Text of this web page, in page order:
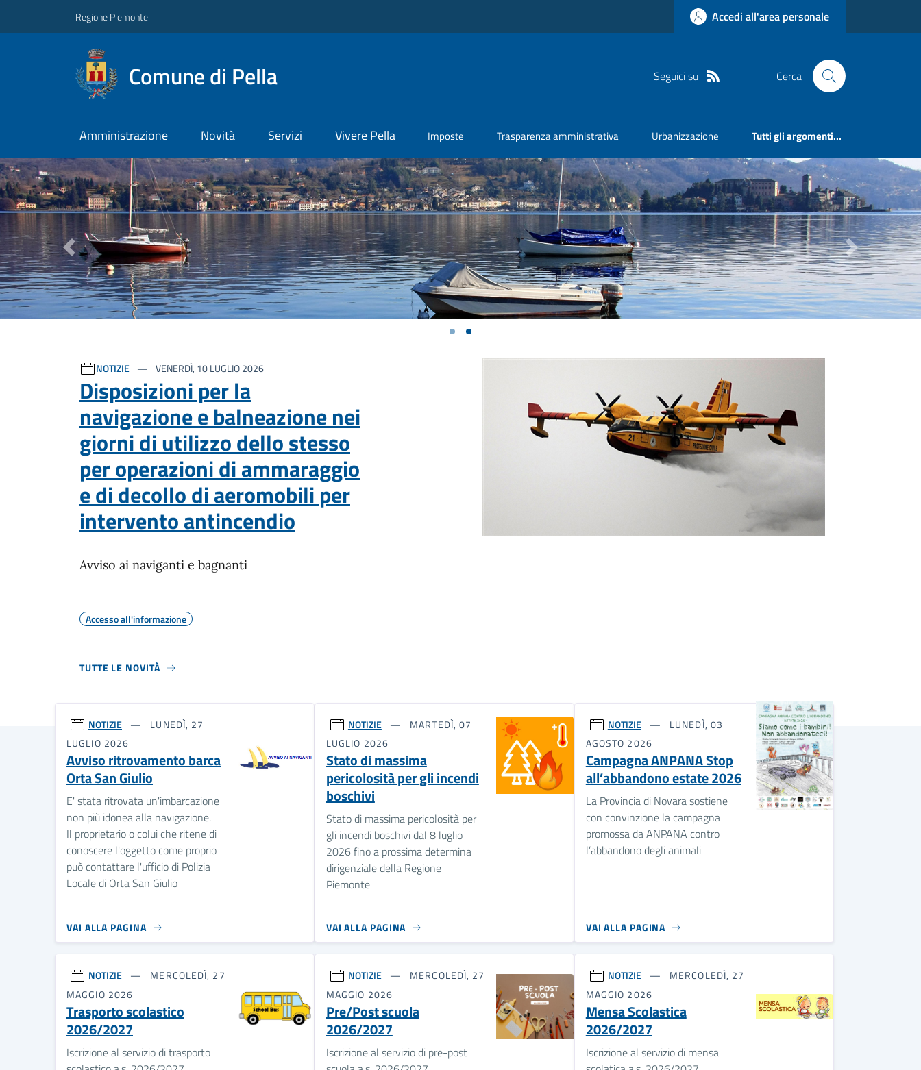
Regione Piemonte Accedi all'area personale
Comune di Pella Seguici su Cerca
Amministrazione Novità Servizi Vivere Pella Imposte Trasparenza amministrativa Urbanizzazione Tutti gli argomenti...
Previous Next
Ultime notizie
NOTIZIE VENERDÌ, 10 LUGLIO 2026
Disposizioni per la
navigazione e balneazione nei
giorni di utilizzo dello stesso
per operazioni di ammaraggio
e di decollo di aeromobili per
intervento antincendio
Avviso ai naviganti e bagnanti
Accesso all'informazione
TUTTE LE NOVITÀ
NOTIZIE
LUNEDÌ, 27
LUGLIO 2026
Avviso ritrovamento barca
Orta San Giulio
E' stata ritrovata un'imbarcazione
non più idonea alla navigazione.
Il proprietario o colui che ritene di
conoscere l'oggetto come proprio
può contattare l'ufficio di Polizia
Locale di Orta San Giulio
VAI ALLA PAGINA
NOTIZIE
MARTEDÌ, 07
LUGLIO 2026
Stato di massima
pericolosità per gli incendi
boschivi
Stato di massima pericolosità per
gli incendi boschivi dal 8 luglio
2026 fino a prossima determina
dirigenziale della Regione
Piemonte
VAI ALLA PAGINA
NOTIZIE
LUNEDÌ, 03
AGOSTO 2026
Campagna ANPANA Stop
all’abbandono estate 2026
La Provincia di Novara sostiene
con convinzione la campagna
promossa da ANPANA contro
l’abbandono degli animali
VAI ALLA PAGINA
NOTIZIE
MERCOLEDÌ, 27
MAGGIO 2026
Trasporto scolastico
2026/2027
Iscrizione al servizio di trasporto
NOTIZIE
MERCOLEDÌ, 27
MAGGIO 2026
Pre/Post scuola
2026/2027
Iscrizione al servizio di pre-post
NOTIZIE
MERCOLEDÌ, 27
MAGGIO 2026
Mensa Scolastica
2026/2027
Iscrizione al servizio di mensa